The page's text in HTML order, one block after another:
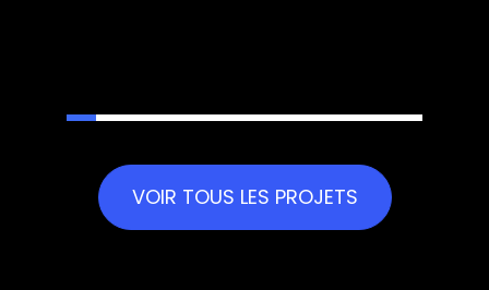
VOIR TOUS LES PROJETS